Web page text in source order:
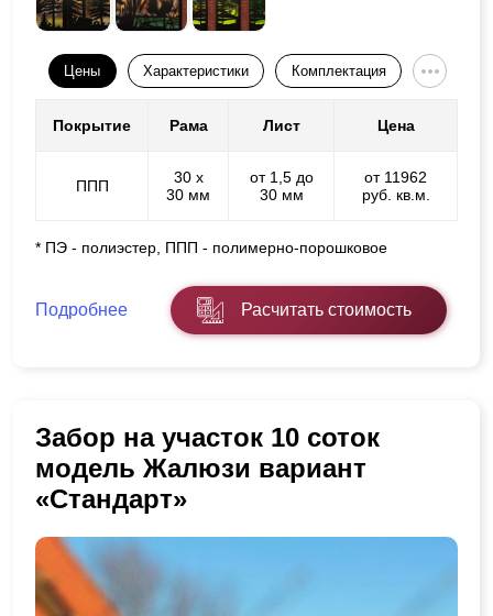
Цены Характеристики Комплектация
Покрытие Рама Лист Цена
ППП
30 х
30 мм
от 1,5 до
30 мм
от 11962
руб. кв.м.
* ПЭ - полиэстер, ППП - полимерно-порошковое
Подробнее Расчитать стоимость
Забор на участок 10 соток
модель Жалюзи вариант
«Стандарт»